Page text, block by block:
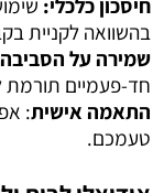
חיסכון כלכלי:
בהשוואה לקניית
שמירה על
חד-פעמיים תורמת
התאמה אישית:
טעמכם.